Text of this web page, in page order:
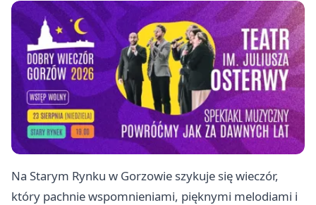
Na Starym Rynku w Gorzowie szykuje się wieczór,
który pachnie wspomnieniami, pięknymi melodiami i